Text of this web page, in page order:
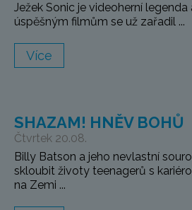
Ježek Sonic je videoherní
úspěšným filmům se už zařadil ...
Více
SHAZAM! HNĚV BOHŮ
Čtvrtek 20.08.
Billy Batson a jeho nevlastní
skloubit životy teenagerů s
na Zemi ...